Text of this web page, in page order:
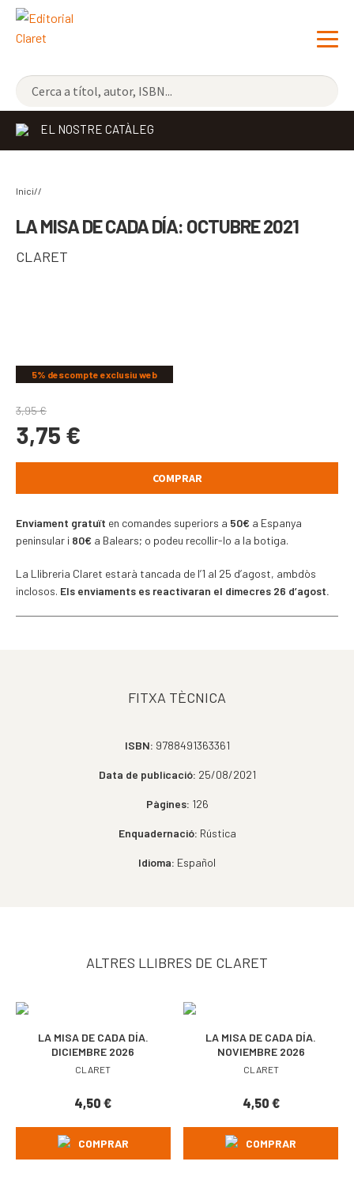
NOVETATS
ELS MÉS VENUTS
LLIBRERIA CLARET
CONTACTE
EL NOSTRE CATÀLEG
Inici//
LA MISA DE CADA DÍA: OCTUBRE 2021
CLARET
5% descompte exclusiu web
3,95€
3,75 €
COMPRAR
Enviament gratuït en comandes superiors a 50€ a Espanya
peninsular i 80€ a Balears; o podeu recollir-lo a la botiga.
La Llibreria Claret estarà tancada de l’1 al 25 d’agost, ambdòs
inclosos. Els enviaments es reactivaran el dimecres 26 d’agost.
FITXA TÈCNICA
ISBN: 9788491363361
Data de publicació: 25/08/2021
Pàgines: 126
Enquadernació: Rústica
Idioma: Español
ALTRES LLIBRES DE CLARET
LA MISA DE CADA DÍA.
DICIEMBRE 2026
CLARET
4,50€
COMPRAR
LA MISA DE CADA DÍA.
NOVIEMBRE 2026
CLARET
4,50 €
COMPRAR